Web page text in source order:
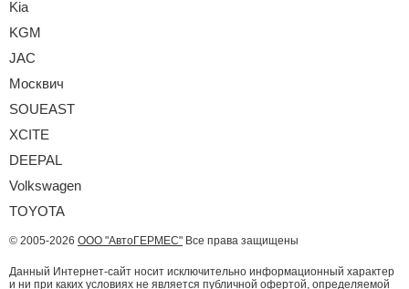
Kia
KGM
JAC
Москвич
SOUEAST
XCITE
DEEPAL
Volkswagen
TOYOTA
© 2005-2026 ООО "АвтоГЕРМЕС" Все права защищены
Данный Интернет-сайт носит исключительно информационный характер
и ни при каких условиях не является публичной офертой, определяемой